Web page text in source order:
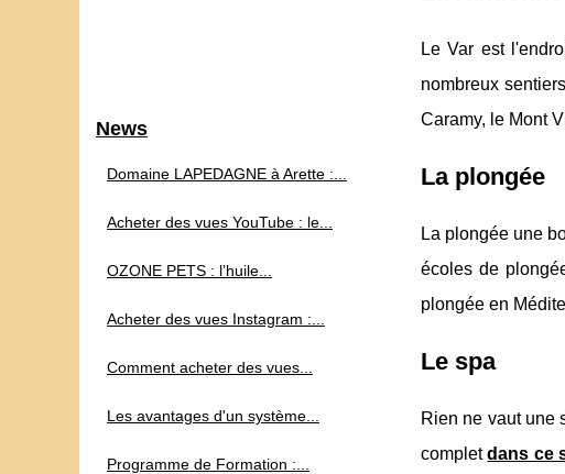
Le Var est
nombreux
Caramy, le Mont
La plongée
La plongée une
écoles de
plongée en
Le spa
Rien ne vaut une
completdans ce
News
Domaine LAPEDAGNE à Arette :...
Acheter des vues YouTube : le...
OZONE PETS : l’huile...
Acheter des vues Instagram :...
Comment acheter des vues...
Les avantages d'un système...
Programme de Formation :...